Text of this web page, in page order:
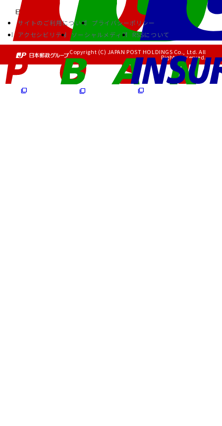
サイトのご利用について
プライバシーポリシー
アクセシビリティ
ソーシャルメディア RSSについて
Copyright (C) JAPAN POST HOLDINGS Co., Ltd. All
Rights Reserved.